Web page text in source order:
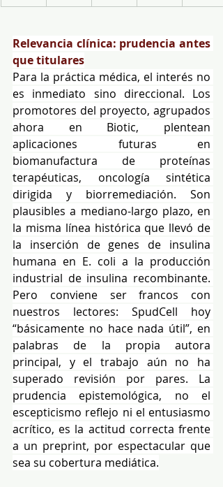
Relevancia clínica: prudencia antes
que titulares
Para la práctica médica, el interés no
es inmediato sino direccional. Los
promotores del proyecto, agrupados
ahora en Biotic, plentean
aplicaciones futuras en
biomanufactura de proteínas
terapéuticas, oncología sintética
dirigida y biorremediación. Son
plausibles a mediano-largo plazo, en
la misma línea histórica que llevó de
la inserción de genes de insulina
humana en E. coli a la producción
industrial de insulina recombinante.
Pero conviene ser francos con
nuestros lectores: SpudCell hoy
“básicamente no hace nada útil”, en
palabras de la propia autora
principal, y el trabajo aún no ha
superado revisión por pares. La
prudencia epistemológica, no el
escepticismo reflejo ni el entusiasmo
acrítico, es la actitud correcta frente
a un preprint, por espectacular que
sea su cobertura mediática.